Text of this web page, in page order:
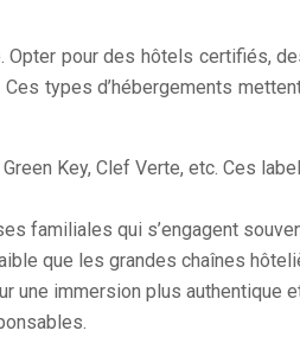
pour des hôtels certifiés,
types d’hébergements
Key, Clef Verte, etc. Ces
qui s’engagent
que les grandes chaînes
une immersion plus